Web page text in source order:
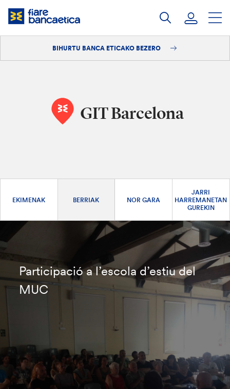
Pasatu
edukia
BIHURTU BANCA ETICAKO BEZERO
GIT Barcelona
EKIMENAK BERRIAK NOR GARA
JARRI
HARREMANETAN
GUREKIN
Participació a l’escola d’estiu del
MUC